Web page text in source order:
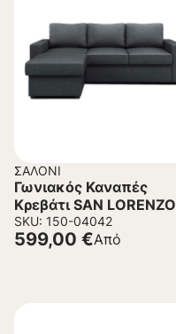
ΣΑΛΌΝΙ
Γωνιακός Καναπές
Κρεβάτι SAN LORENZO
SKU: 150-04042
Από
599,00 €